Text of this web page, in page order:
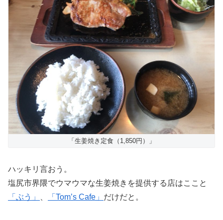
「生姜焼き定食（1,850円）」
ハッキリ言おう。
塩尻市界隈でウマウマな生姜焼きを提供する店はここと
「ぶう」
「Tom’s Cafe」 だけだと。